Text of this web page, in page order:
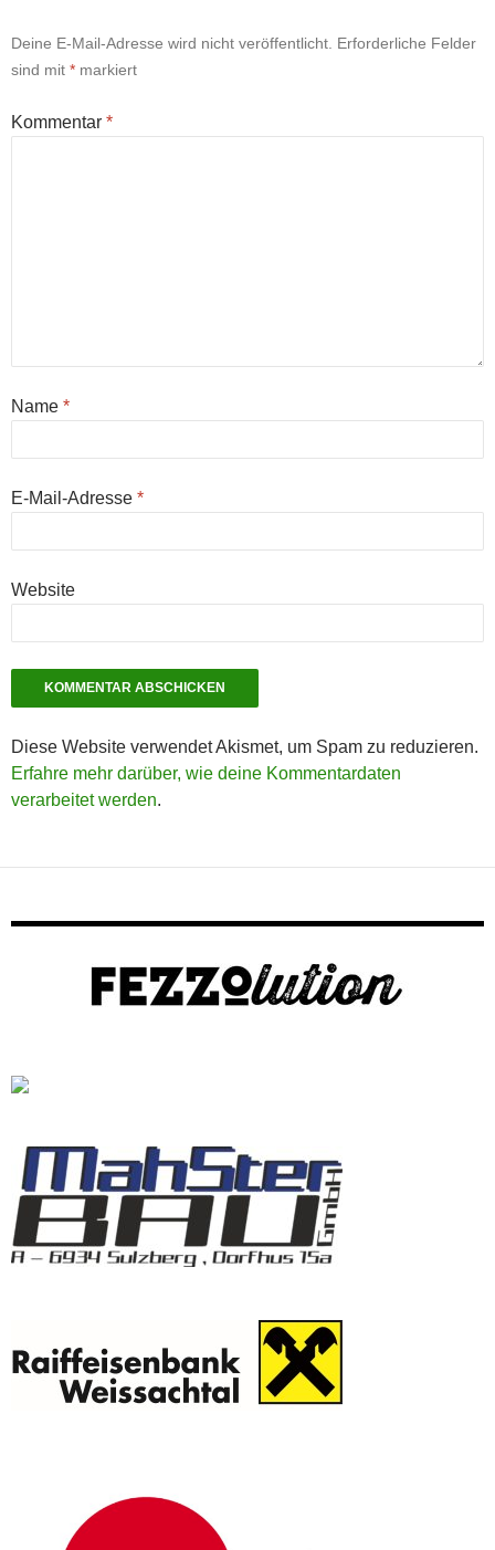
Deine E-Mail-Adresse wird nicht veröffentlicht. Erforderliche Felder
sind mit * markiert
Kommentar *
Name *
E-Mail-Adresse *
Website
Diese Website verwendet Akismet, um Spam zu reduzieren.
Erfahre mehr darüber, wie deine Kommentardaten
verarbeitet werden.